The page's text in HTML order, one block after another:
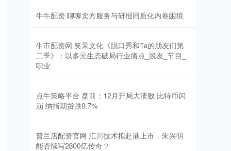
牛牛配资 聊聊卖方服务与研报同质化内卷困境
牛市配资网 笑果文化《脱口秀和Ta的朋友们第
二季》：以多元生态破局行业痛点_脱友_节目_
职业
点牛策略平台 盘前：12月开局大溃败 比特币闪
崩 纳指期货跌0.7%
普兰店配资官网 汇川技术拟赴港上市，朱兴明
能否续写2800亿传奇？